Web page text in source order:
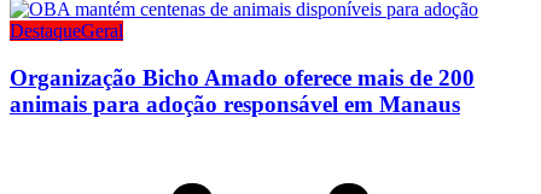
DestaqueGeral
Organização Bicho Amado oferece mais de 200
animais para adoção responsável em Manaus